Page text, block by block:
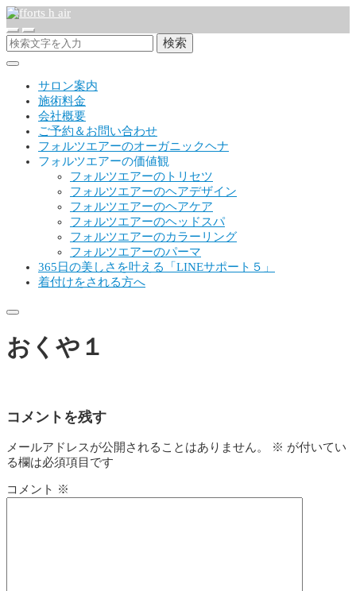
検索
サロン案内
施術料金
会社概要
ご予約＆お問い合わせ
フォルツエアーのオーガニックヘナ
フォルツエアーの価値観
フォルツエアーのトリセツ
フォルツエアーのヘアデザイン
フォルツエアーのヘアケア
フォルツエアーのヘッドスパ
フォルツエアーのカラーリング
フォルツエアーのパーマ
365日の美しさを叶える「LINEサポート５」
着付けをされる方へ
おくや１
コメントを残す
メールアドレスが公開されることはありません。 ※ が付いてい
る欄は必須項目です
コメント ※